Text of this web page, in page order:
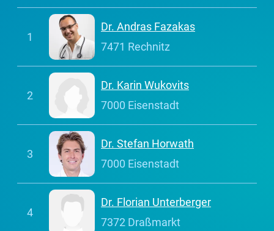
1
Dr. Andras Fazakas
7471 Rechnitz
2
Dr. Karin Wukovits
7000 Eisenstadt
3
Dr. Stefan Horwath
7000 Eisenstadt
4
Dr. Florian Unterberger
7372 Draßmarkt